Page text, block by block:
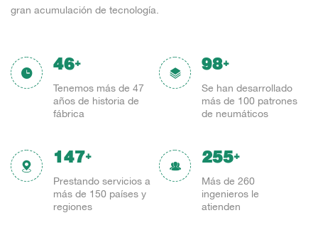
gran acumulación de tecnología.
47+
Tenemos más de 47
años de historia de
fábrica
100
Se han desarrollado
más de 100 patrones
de neumáticos
150+
Prestando servicios a
más de 150 países y
regiones
260+
Más de 260
ingenieros le
atienden